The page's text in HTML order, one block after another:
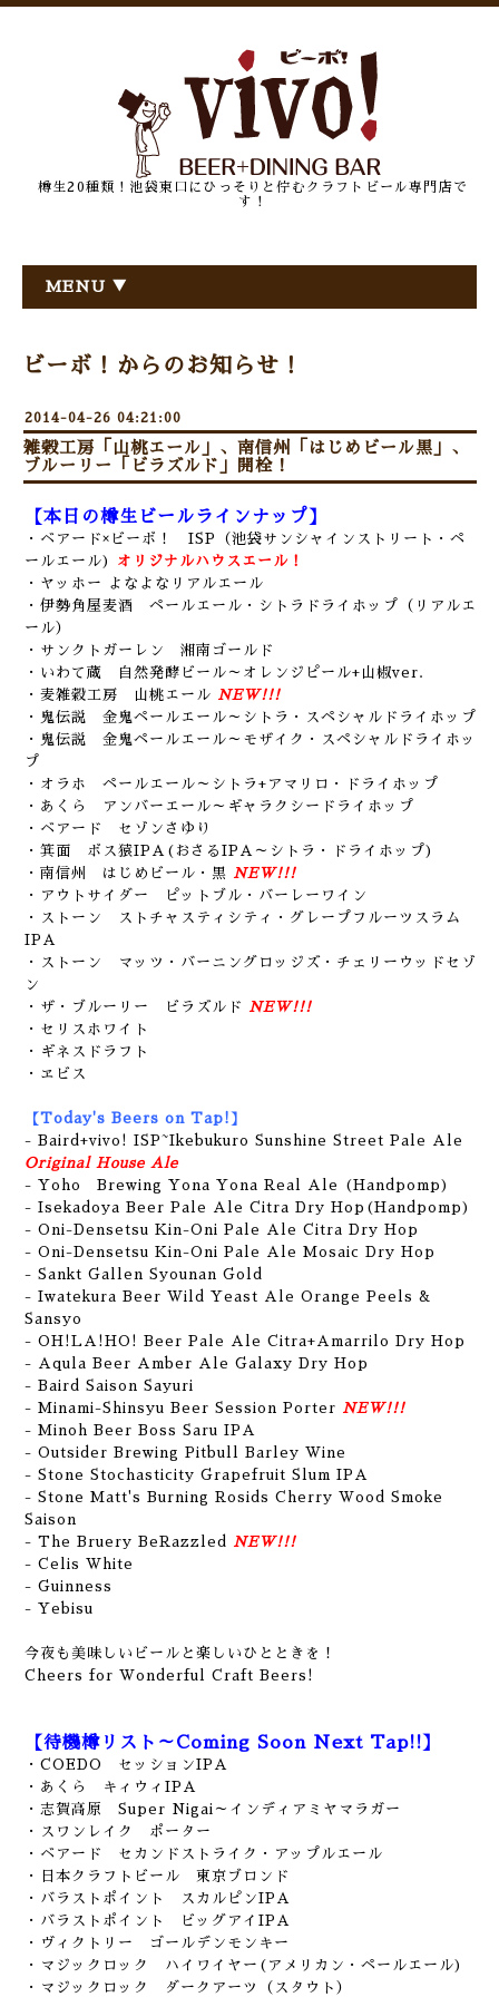
樽生20種類！池袋東口にひっそりと佇むクラフトビール専門店で
す！
MENU ▼
ビーボ！からのお知らせ！
2014-04-26 04:21:00
雑穀工房「山桃エール」、南信州「はじめビール黒」、
ブルーリー「ビラズルド」開栓！
【本日の樽生ビールラインナップ】
・ベアード×ビーボ！ ISP（池袋サンシャインストリート・ペ
ールエール)
オリジナルハウスエール！
・ヤッホー よなよなリアルエール
・伊勢角屋麦酒 ペールエール・シトラドライホップ（リアルエ
ール）
・サンクトガーレン 湘南ゴールド
・いわて蔵 自然発酵ビール～オレンジピール+山椒ver.
・麦雑穀工房 山桃エール NEW!!!
・鬼伝説 金鬼ペールエール～シトラ・スペシャルドライホップ
・鬼伝説 金鬼ペールエール～モザイク・スペシャルドライホッ
プ
・オラホ ペールエール～シトラ+アマリロ・ドライホップ
・あくら アンバーエール～ギャラクシードライホップ
・ベアード セゾンさゆり
・箕面 ボス猿IPA(おさるIPA～シトラ・ドライホップ)
・南信州 はじめビール・黒 NEW!!!
・アウトサイダー ピットブル・バーレーワイン
・ストーン ストチャスティシティ・グレープフルーツスラム
IPA
・ストーン マッツ・バーニングロッジズ・チェリーウッドセゾ
ン
・ザ・ブルーリー ビラズルド
NEW!!!
・セリスホワイト
・ギネスドラフト
・ヱビス
【Today's Beers on Tap!】
- Baird+vivo! ISP~Ikebukuro Sunshine Street Pale Ale
Original House Ale
- Yoho Brewing Yona Yona Real Ale (Handpomp)
- Isekadoya Beer Pale Ale Citra Dry Hop(Handpomp)
- Oni-Densetsu Kin-Oni Pale Ale Citra Dry Hop
- Oni-Densetsu Kin-Oni Pale Ale Mosaic D ry Hop
- Sankt Gallen Syounan Gold
- Iwatekura Beer Wild Yeast Ale Orange Peels &
Sansyo
- OH!LA!HO! Beer Pale Ale Citra+Amarrilo Dry Hop
- Aqula Beer Amber Ale Galaxy Dry Hop
- Baird Saison Sayuri
- Minami-Shinsyu Beer Session Porter NEW!!!
- Minoh Beer Boss Saru IPA
- Outsider Brewing Pitbull Barley Wine
- Stone Stochasticity Grapefruit Slum IPA
- Stone Matt's Burning Rosids Cherry Wood Smoke
Saison
- The Bruery BeRazzled
NEW!!!
- Celis White
- Guinness
- Yebisu
今夜も美味しいビールと楽しいひとときを！
Cheers for Wonderful Craft Beers!
【待機樽リスト～Coming Soon Next Tap!!】
・COEDO セッションIPA
・あくら キィウィIPA
・志賀高原 Super Nigai～インディアミヤマラガー
・スワンレイク ポーター
・ベアード セカンドストライク・アップルエール
・日本クラフトビール 東京ブロンド
・バラストポイント スカルピンIPA
・バラストポイント ビッグアイIPA
・ヴィクトリー ゴールデンモンキー
・マジックロック ハイワイヤー(アメリカン・ペールエール)
・マジックロック ダークアーツ（スタウト）